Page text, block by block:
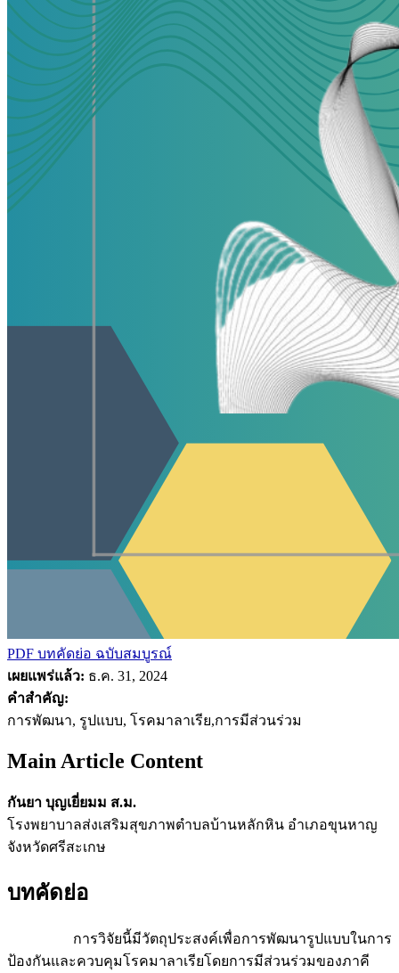
PDF บทคัดย่อ ฉบับสมบูรณ์
เผยแพร่แล้ว: ธ.ค. 31, 2024
คำสำคัญ:
การพัฒนา, รูปแบบ, โรคมาลาเรีย,การมีส่วนร่วม
Main Article Content
กันยา บุญเยี่ยมม ส.ม.
โรงพยาบาลส่งเสริมสุขภาพตำบลบ้านหลักหิน อำเภอขุนหาญ
จังหวัดศรีสะเกษ
บทคัดย่อ
การวิจัยนี้มีวัตถุประสงค์เพื่อการพัฒนารูปแบบในการ
ป้องกันและควบคุมโรคมาลาเรียโดยการมีส่วนร่วมของภาคี